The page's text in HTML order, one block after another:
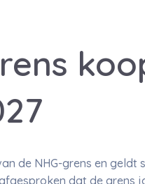
de NHG-grens en
dat de grens